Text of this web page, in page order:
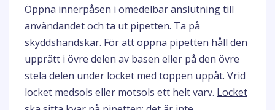
Öppna innerpåsen i omedelbar anslutning till
användandet och ta ut pipetten. Ta på
skyddshandskar. För att öppna pipetten håll den
upprätt i övre delen av basen eller på den övre
stela delen under locket med toppen uppåt. Vrid
locket medsols eller motsols ett helt varv. Locket